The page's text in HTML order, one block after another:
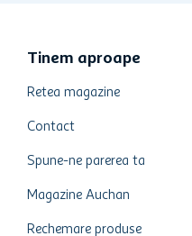
Tinem aproape
Retea magazine
Contact
Spune-ne parerea ta
Magazine Auchan
Rechemare produse